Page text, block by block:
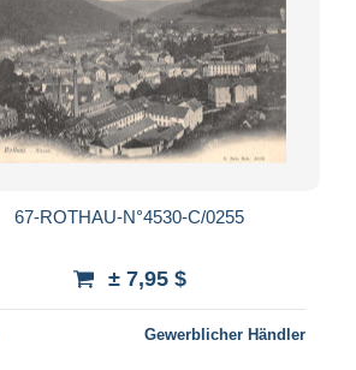
67-ROTHAU-N°4530-C/0255
± 7,95 $
Gewerblicher Händler